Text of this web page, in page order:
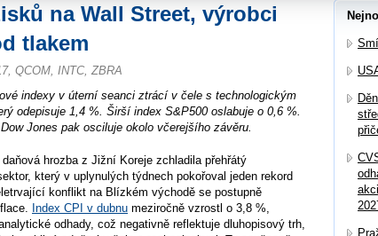
na Wall Street, výrobci
tlakem
QCOM, INTC, ZBRA
indexy v úterní seanci ztrácí v čele s technologickým
odepisuje 1,4 %. Širší index S&P500 oslabuje o 0,6 %.
Jones pak osciluje okolo včerejšího závěru.
daňová hrozba z Jižní Koreje zchladila přehřátý
který v uplynulých týdnech pokořoval jeden rekord
konflikt na Blízkém východě se postupně
Index CPI v dubnu meziročně vzrostl o 3,8 %,
odhady, což negativně reflektuje dluhopisový trh,